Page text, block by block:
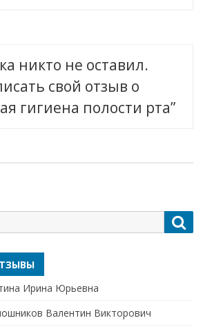
никто не оставил.
свой отзыв о
гигиена полости рта”
Ирина Юрьевна
Валентин Викторович